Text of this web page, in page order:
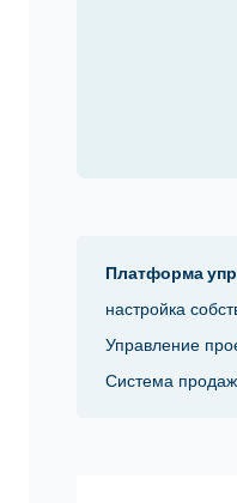
Платформа
настройка
Управление
Система